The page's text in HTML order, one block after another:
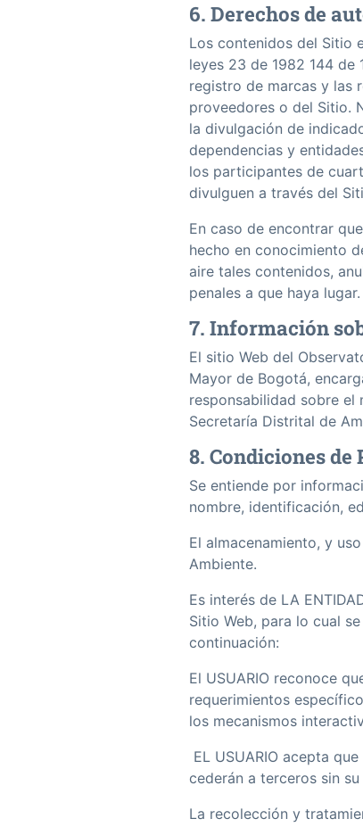
6. Derechos de
Los contenidos del Sitio
leyes 23 de 1982 144
registro de marcas y las
proveedores o del Sitio.
la divulgación de
dependencias y
los participantes de
divulguen a través del
En caso de encontrar
hecho en conocimiento
aire tales contenidos,
penales a que haya lugar.
7. Información
El sitio Web del
Mayor de Bogotá,
responsabilidad sobre el
Secretarí­a Distrital de
8. Condiciones
Se entiende por
nombre, identificación,
El almacenamiento, y
Ambiente.
Es interés de LA
Sitio Web, para lo cual
continuación:
El USUARIO reconoce
requerimientos
los mecanismos
EL USUARIO acepta
cederán a terceros sin
La recolección y